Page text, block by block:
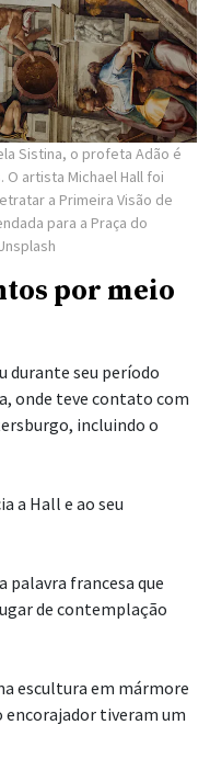
Sistina, o profeta Adão é
artista Michael Hall foi
a Primeira Visão de
para a Praça do
por meio
durante seu período
onde teve contato com
incluindo o
a Hall e ao seu
palavra francesa que
de contemplação
escultura em mármore
encorajador tiveram um